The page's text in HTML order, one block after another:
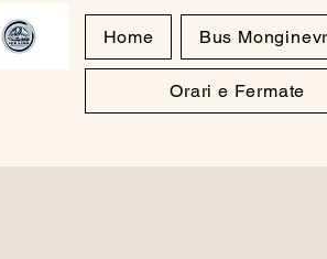
Home Bus
Orari e Fermate